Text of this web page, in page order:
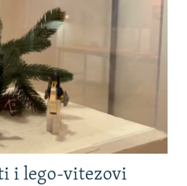
i lego-vitezovi